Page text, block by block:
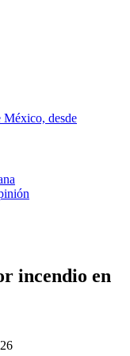
México, desde
incendio en